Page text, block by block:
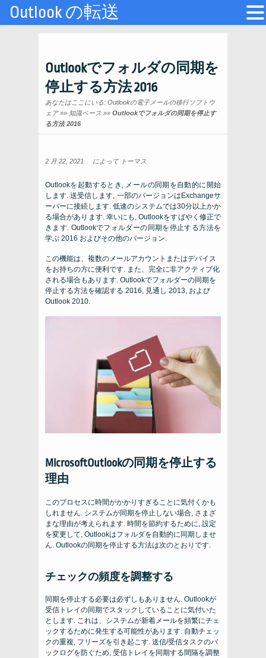
Outlookでフォルダの同期を
停止する方法 2016
あなたはここにいる: Outlookの電子メールの移行ソフトウ
ェア»» 知識ベース »» Outlookでフォルダの同期を停止す
る方法 2016
2 月 22, 2021 によって トーマス
Outlookを起動するとき, メールの同期を自動的に開始
します. 送受信します, 一部のバージョンはExchangeサ
ーバーに接続します. 低速のシステムでは30分以上かか
る場合があります. 幸いにも, Outlookをすばやく修正で
きます. Outlookでフォルダーの同期を停止する方法を
学ぶ 2016 およびその他のバージョン.
この機能は、複数のメールアカウントまたはデバイス
をお持ちの方に便利です. また、完全に非アクティブ化
される場合もあります. Outlookでフォルダーの同期を
停止する方法を確認する 2016, 見通し 2013, および
Outlook 2010.
MicrosoftOutlookの同期を停止する
理由
このプロセスに時間がかかりすぎることに気付くかも
しれません. システムが同期を停止しない場合, さまざ
まな理由が考えられます. 時間を節約するために, 設定
を変更して, Outlookはフォルダを自動的に同期しませ
ん. Outlookの同期を停止する方法は次のとおりです.
チェックの頻度を調整する
同期を停止する必要は必ずしもありません. Outlookが
受信トレイの同期でスタックしていることに気付いた
とします. これは、システムが新着メールを頻繁にチェ
ックするために発生する可能性があります. 自動チェッ
クの重複, フリーズを引き起こす. 送信/受信タスクのバ
ックログを防ぐため, 受信トレイを同期する間隔を調整
Outlook の転送